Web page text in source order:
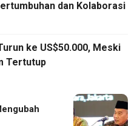
dan Kolaborasi
ke US$50.000, Meski
Tertutup